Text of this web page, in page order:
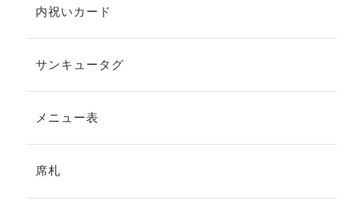
内祝いカード
サンキュータグ
メニュー表
席札